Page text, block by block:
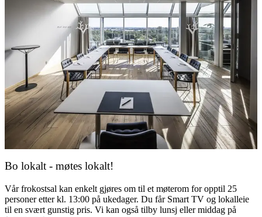
Bo lokalt - møtes lokalt!
Vår frokostsal kan enkelt gjøres om til et møterom for opptil 25
personer etter kl. 13:00 på ukedager. Du får Smart TV og lokalleie
til en svært gunstig pris. Vi kan også tilby lunsj eller middag på